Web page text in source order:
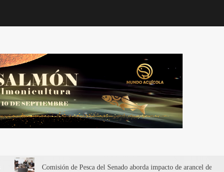
Comisión de Pesca del Senado aborda impacto de arancel de